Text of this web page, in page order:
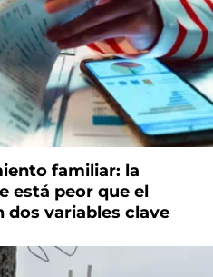
familiar: la
está peor que el
dos variables clave